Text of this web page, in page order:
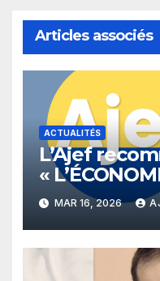
Articles associés
ACTUALITÉS
L’Ajef
«
ETMAR 16, 2026